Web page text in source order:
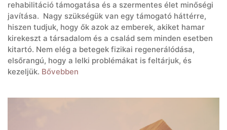
rehabilitáció támogatása és a szermentes élet minőségi
javítása. Nagy szükségük van egy támogató háttérre,
hiszen tudjuk, hogy ők azok az emberek, akiket hamar
kirekeszt a társadalom és a család sem minden esetben
kitartó. Nem elég a betegek fizikai regenerálódása,
elsőrangú, hogy a lelki problémákat is feltárjuk, és
kezeljük. Bővebben